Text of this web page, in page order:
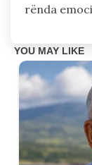
rënda